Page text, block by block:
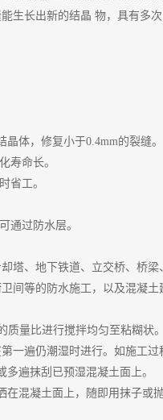
生长出新的结晶 物，具有多
体，修复小于0.4mm的裂缝。
寿命长。
省工。
通过防水层。
塔、地下铁道、立交桥、桥梁
间等的防水施工，以及混凝土
质量比进行搅拌均匀至粘糊状
一遍仍潮湿时进行。如施工过
遍抹刮已预湿混凝土面上。
在混凝土面上，随即用抹子或